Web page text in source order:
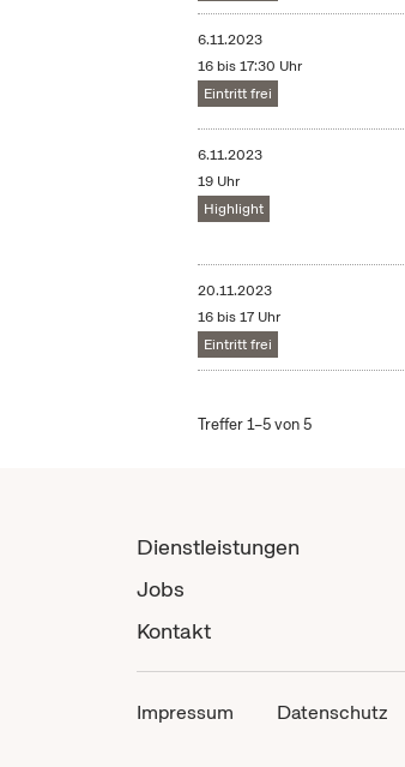
6.11.2023
16 bis 17:30 Uhr
Eintritt frei
6.11.2023
19 Uhr
Highlight
20.11.2023
16 bis 17 Uhr
Eintritt frei
Treffer 1–5 von 5
Dienstleistungen
Jobs
Kontakt
Impressum Datenschutz